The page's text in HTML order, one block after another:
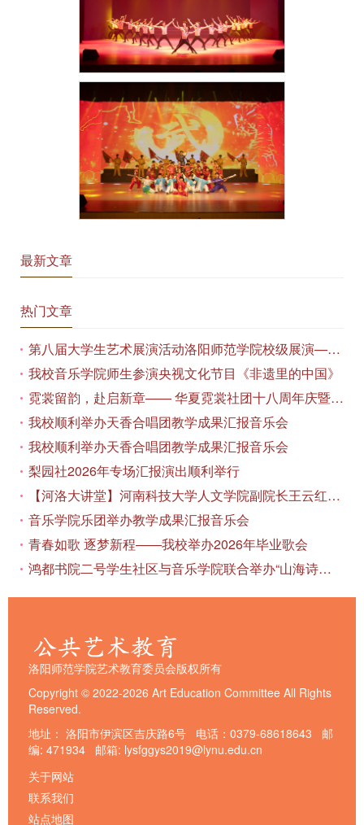
最新文章
热门文章
第八届大学生艺术展演活动洛阳师范学院校级展演——艺术作品专场展览在美术与艺术学院顺利开展
我校音乐学院师生参演央视文化节目《非遗里的中国》
霓裳留韵，赴启新章—— 华夏霓裳社团十八周年庆暨毕业季特别演出圆满落幕
我校顺利举办天香合唱团教学成果汇报音乐会
我校顺利举办天香合唱团教学成果汇报音乐会
梨园社2026年专场汇报演出顺利举行
【河洛大讲堂】河南科技大学人文学院副院长王云红教授应邀作专题讲座
音乐学院乐团举办教学成果汇报音乐会
青春如歌 逐梦新程——我校举办2026年毕业歌会
鸿都书院二号学生社区与音乐学院联合举办“山海诗恋”合唱思政汇报音乐会
洛阳师范学院艺术教育委员会版权所有
Copyright © 2022-2026 Art Education Committee All Rights
Reserved.
地址： 洛阳市伊滨区吉庆路6号 电话：0379-68618643 邮
编: 471934 邮箱: lysfggys2019@lynu.edu.cn
关于网站
联系我们
站点地图